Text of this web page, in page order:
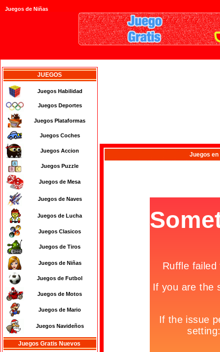
Juegos de Niñas
JUEGOS
Juegos Habilidad
Juegos Deportes
Juegos Plataformas
Juegos Coches
Juegos Accion
Juegos Puzzle
Juegos de Mesa
Juegos de Naves
Juegos de Lucha
Juegos Clasicos
Juegos de Tiros
Juegos de Niñas
Juegos de Futbol
Juegos de Motos
Juegos de Mario
Juegos Navideños
Juegos Gratis Nuevos
Juegos en